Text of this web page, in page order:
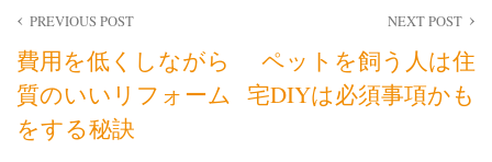
投
稿
ナ
PREVIOUS POST
費用を低くしながら
質のいいリフォーム
をする秘訣
NEXT POST
ペットを飼う人は住
宅DIYは必須事項かも